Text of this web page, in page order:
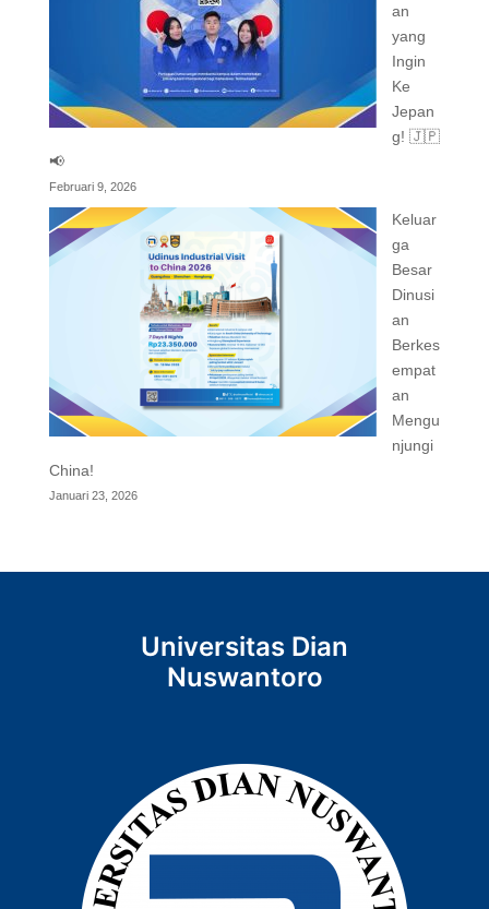
an
yang
Ingin
Ke
Jepan
g! 🇯🇵
📢
Februari 9, 2026
Keluar
ga
Besar
Dinusi
an
Berkes
empat
an
Mengu
njungi
China!
Januari 23, 2026
Universitas Dian
Nuswantoro